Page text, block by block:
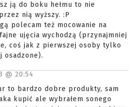
ją do boku hełmu to nie
nią wyższy. :P
polecam też mocowanie na
ujęcia wychodzą (przynajmniej
coś jak z pierwszej osoby tylko
osadzone).
@ 20:54
to bardzo dobre produkty, sam
kupić ale wybrałem sonego